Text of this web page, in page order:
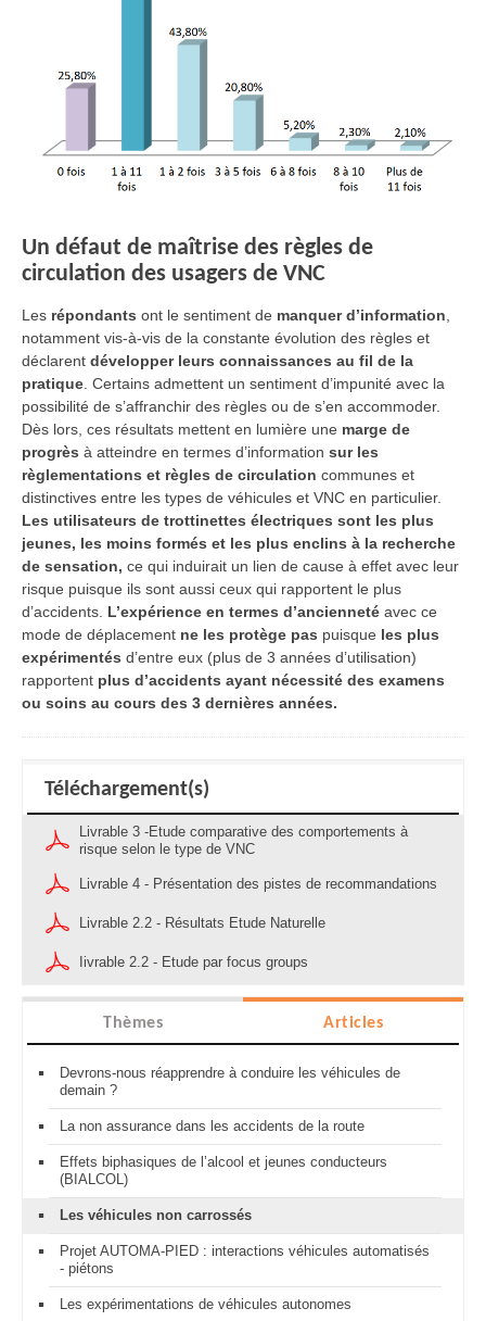
Un défaut de maîtrise des règles de
circulation des usagers de VNC
Les répondants ont le sentiment de manquer d’information
notamment vis-à-vis de la constante évolution des règles et
déclarent développer leurs connaissances au fil de la
pratique . Certains admettent un sentiment d’impunité avec la
possibilité de s’affranchir des règles ou de s’en accommoder.
Dès lors, ces résultats mettent en lumière une marge de
progrès à atteindre en termes d’information sur les
règlementations et règles de circulation communes et
distinctives entre les types de véhicules et VNC en particulier.
Les utilisateurs de trottinettes électriques sont les plus
jeunes, les moins formés et les plus enclins à la recherche
de sensation, ce qui induirait un lien de cause à effet avec leur
risque puisque ils sont aussi ceux qui rapportent le plus
d’accidents. L’expérience en termes d’ancienneté avec ce
mode de déplacement ne les protège pas puisque les plus
expérimentés d’entre eux (plus de 3 années d’utilisation)
rapportent plus d’accidents ayant nécessité des examens
ou soins au cours des 3 dernières années.
Téléchargement(s)
Livrable 3 -Etude comparative des comportements à
risque selon le type de VNC
Livrable 4 - Présentation des pistes de recommandations
Livrable 2.2 - Résultats Etude Naturelle
Iivrable 2.2 - Etude par focus groups
Thèmes Articles
Devrons-nous réapprendre à conduire les véhicules de
demain ?
La non assurance dans les accidents de la route
Effets biphasiques de l’alcool et jeunes conducteurs
(BIALCOL)
Les véhicules non carrossés
Projet AUTOMA-PIED : interactions véhicules automatisés
- piétons
Les expérimentations de véhicules autonomes